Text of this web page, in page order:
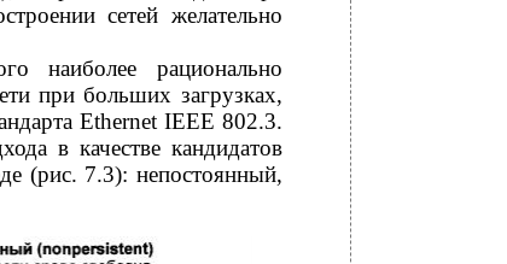
сетей желательно
наиболее рационально
при больших загрузках,
Ethernet IEEE 802.3.
в качестве кандидатов
(рис. 7.3): непостоянный,